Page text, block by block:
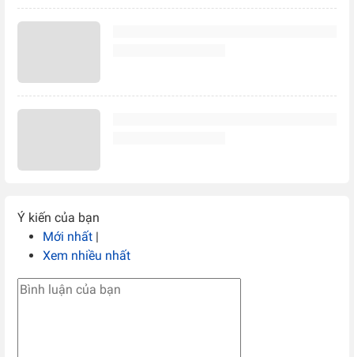
Ý kiến của bạn
Mới nhất |
Xem nhiều nhất